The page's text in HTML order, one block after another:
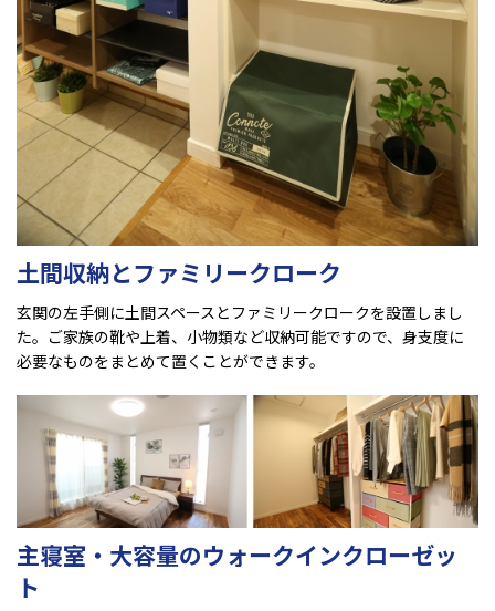
土間収納とファミリークローク
玄関の左手側に土間スペースとファミリークロークを設置しまし
た。ご家族の靴や上着、小物類など収納可能ですので、身支度に
必要なものをまとめて置くことができます。
主寝室・大容量のウォークインクローゼッ
ト